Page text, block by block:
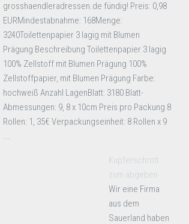
grosshaendleradressen.de fündig! Preis: 0,98
EURMindestabnahme: 168Menge:
3240Toilettenpapier 3 lagig mit Blumen
Prägung Beschreibung Toilettenpapier 3 lagig
100% Zellstoff mit Blumen Prägung 100%
Zellstoffpapier, mit Blumen Prägung Farbe:
hochweiß Anzahl LagenBlatt: 3180 Blatt-
Abmessungen: 9, 8 x 10cm Preis pro Packung 8
Rollen: 1, 35€ Verpackungseinheit: 8 Rollen x 9
...
Kupferschrott
zum abgeben
Wir eine Firma
aus dem
Sauerland haben